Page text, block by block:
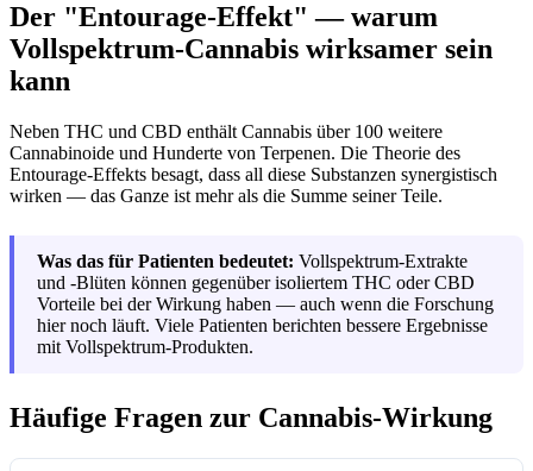
Der "Entourage-Effekt" — warum
Vollspektrum-Cannabis wirksamer sein
kann
Neben THC und CBD enthält Cannabis über 100 weitere
Cannabinoide und Hunderte von Terpenen. Die Theorie des
Entourage-Effekts besagt, dass all diese Substanzen synergistisch
wirken — das Ganze ist mehr als die Summe seiner Teile.
Was das für Patienten bedeutet: Vollspektrum-Extrakte
und -Blüten können gegenüber isoliertem THC oder CBD
Vorteile bei der Wirkung haben — auch wenn die Forschung
hier noch läuft. Viele Patienten berichten bessere Ergebnisse
mit Vollspektrum-Produkten.
Häufige Fragen zur Cannabis-Wirkung